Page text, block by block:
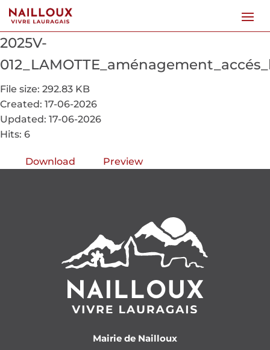
2025V-
File size: 292.83 KB
Created: 17-06-2026
Updated: 17-06-2026
Hits: 6
Download Preview
Mairie de Nailloux